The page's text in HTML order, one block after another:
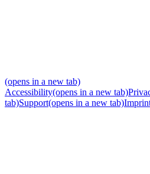
(opens in a new tab)
Accessibility(opens in a new tab)
tab)Support(opens in a new tab)